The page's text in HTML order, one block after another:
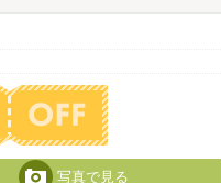
写真で見る